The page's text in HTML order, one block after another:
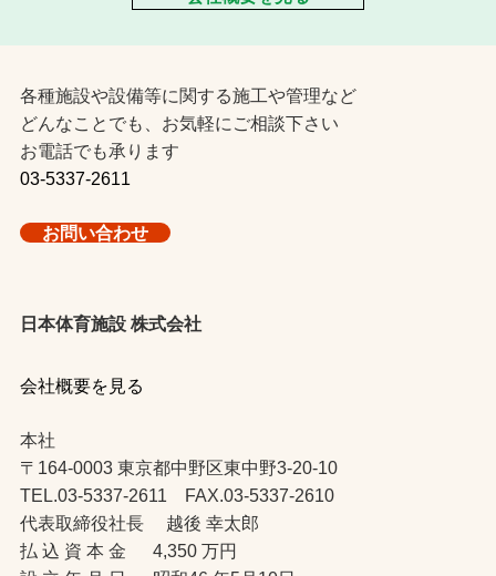
各種施設や設備等に関する施工や管理など
どんなことでも、お気軽にご相談下さい
お電話でも承ります
03-5337-2611
お問い合わせ
日本体育施設 株式会社
会社概要を見る
本社
〒164-0003 東京都中野区東中野3-20-10
TEL.03-5337-2611 FAX.03-5337-2610
代表取締役社長 越後 幸太郎
払 込 資 本 金 4,350 万円